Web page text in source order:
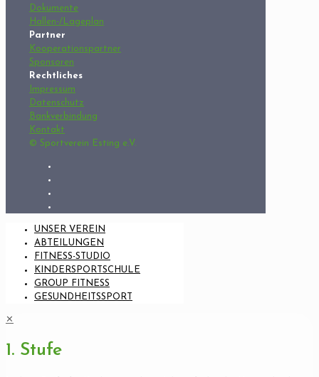
Dokumente
Hallen-/Lageplan
Partner
Kooperationspartner
Sponsoren
Rechtliches
Impressum
Datenschutz
Bankverbindung
Kontakt
© Sportverein Esting e.V.
UNSER VEREIN
ABTEILUNGEN
FITNESS-STUDIO
KINDERSPORTSCHULE
GROUP FITNESS
GESUNDHEITSSPORT
✕
1. Stufe